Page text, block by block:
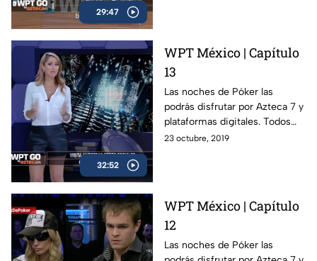
29:47
32:52
WPT México | Capítulo
13
Las noches de Póker las
podrás disfrutar por Azteca 7 y
plataformas digitales. Todos
los viernes a las 11 PM.
23 octubre, 2019
WPT México | Capítulo
12
Las noches de Póker las